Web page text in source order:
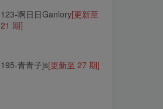
195-青青子js
123-啊日日Ganlory[更新至
21 期]
195-青青子js[更新至 27 期]